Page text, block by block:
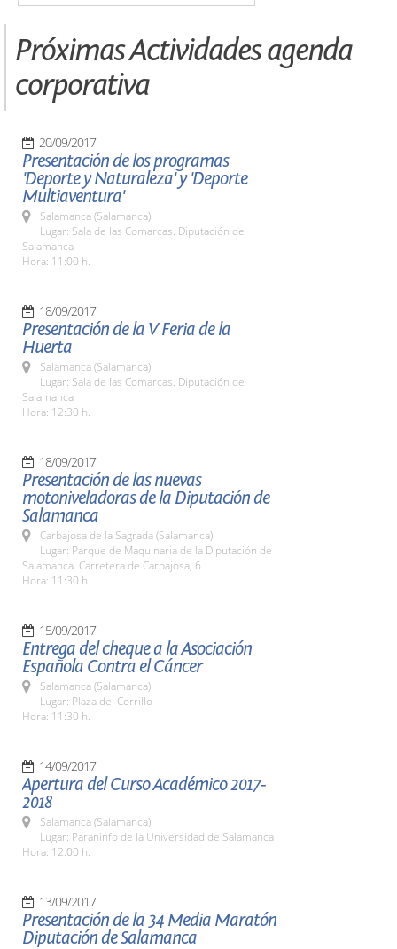
Próximas Actividades agenda
corporativa
20/09/2017
Presentación de los programas
'Deporte y Naturaleza' y 'Deporte
Multiaventura'
Salamanca (Salamanca)
Lugar: Sala de las Comarcas. Diputación de
Salamanca
Hora: 11:00 h.
18/09/2017
Presentación de la V Feria de la
Huerta
Salamanca (Salamanca)
Lugar: Sala de las Comarcas. Diputación de
Salamanca
Hora: 12:30 h.
18/09/2017
Presentación de las nuevas
motoniveladoras de la Diputación de
Salamanca
Carbajosa de la Sagrada (Salamanca)
Lugar: Parque de Maquinaria de la Diputación de
Salamanca. Carretera de Carbajosa, 6
Hora: 11:30 h.
15/09/2017
Entrega del cheque a la Asociación
Española Contra el Cáncer
Salamanca (Salamanca)
Lugar: Plaza del Corrillo
Hora: 11:30 h.
14/09/2017
Apertura del Curso Académico 2017-
2018
Salamanca (Salamanca)
Lugar: Paraninfo de la Universidad de Salamanca
Hora: 12:00 h.
13/09/2017
Presentación de la 34 Media Maratón
Diputación de Salamanca